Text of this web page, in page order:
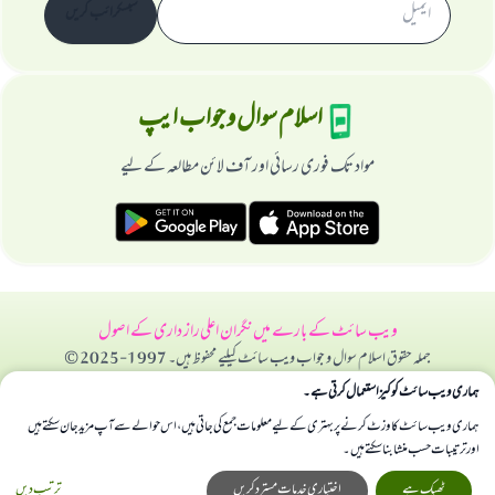
اسلام سوال و جواب ایپ
مواد تک فوری رسائی اور آف لائن مطالعہ کے لیے
ویب سائٹ کے بارے میںنگران اعلیراز داری کے اصول
جملہ حقوق اسلام سوال و جواب ویب سائٹ کیلیے محفوظ ہیں۔ 1997-2025 ©
ہماری ویب سائٹ کوکیز استعمال کرتی ہے۔
ہماری ویب سائٹ کا وزٹ کرنے پر بہتری کے لیے معلومات جمع کی جاتی ہیں، اس حوالے سے آپ مزید جان سکتے ہیں
اور ترتیبات حسب منشا بنا سکتے ہیں۔